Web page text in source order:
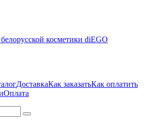
ДоставкаКак заказатьКак оплатить
Оплата